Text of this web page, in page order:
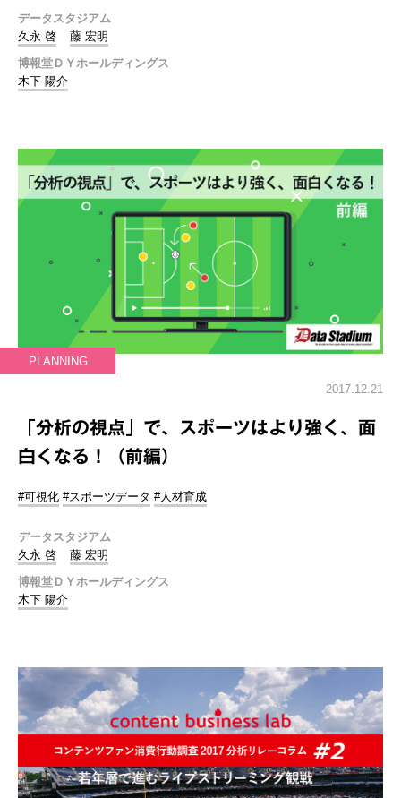
データスタジアム
久永 啓
藤 宏明
博報堂ＤＹホールディングス
木下 陽介
PLANNING
2017.12.21
「分析の視点」で、スポーツはより強く、面
白くなる！（前編）
#可視化 #スポーツデータ #人材育成
データスタジアム
久永 啓
藤 宏明
博報堂ＤＹホールディングス
木下 陽介